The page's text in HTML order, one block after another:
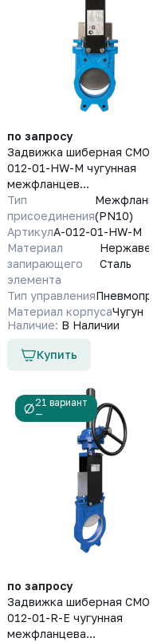
по запросу
Задвижка шиберная СМО A-
012-01-HW-M чугунная
межфланцев...
Тип
присоединения(PN10)
АртикулA-012-01-HW-M
Материал
запирающего
элемента
Сталь
Тип управления
Материал корпусаЧугун
Наличие: В Наличии
Купить
21 вариант
—
по запросу
Задвижка шиберная СМО A-
012-01-R-E чугунная
межфланцева...